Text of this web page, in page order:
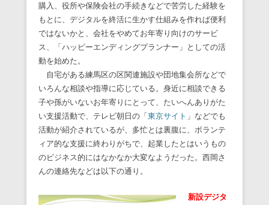
購入、役所や保険会社の手続きなどで苦労した経験を
もとに、デジタルを終活に生かす仕組みを作れば便利
ではないかと、会社をやめてお年寄り向けのサービ
ス、「ハッピーエンディングプランナー」としての活
動を始めた。
自宅がある練馬区の区関連施設や団地集会所などで
いろんな相談や指導に応じている。身近に相談できる
子や孫がいないお年寄りにとって、たいへんありがた
い支援活動で、テレビ朝日の「東京サイト 」などでも
活動が紹介されているが、多忙とは裏腹に、ボランテ
ィア的な支援に終わりがちで、起業したとはいうもの
のビジネス的にはなかなか大変なようだった。西岡さ
んの連絡先などは以下の通り。
新設デジタ